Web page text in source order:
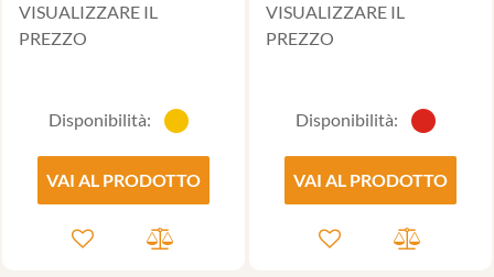
VISUALIZZARE IL
PREZZO
Disponibilità:
VAI AL PRODOTTO
VISUALIZZARE IL
PREZZO
Disponibilità:
VAI AL PRODOTTO